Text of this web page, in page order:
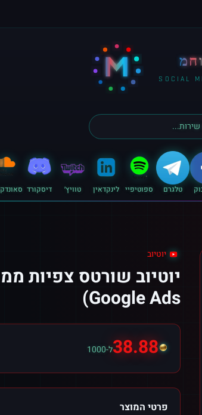
M SOCIAL
טלגרם ספוטיפיי לינקדאין טוויץ׳ דיסקורד
יוטיוב
יוטיוב שורטס צפיות
Google Ads)
38.88ל-1000
פרטי המוצר